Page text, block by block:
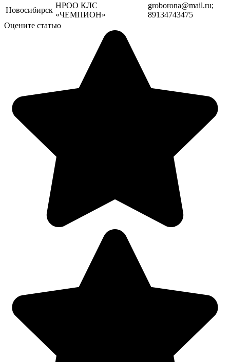
Новосибирск
НРОО КЛС
«ЧЕМПИОН»
groborona@mail.ru;
89134743475
Оцените статью